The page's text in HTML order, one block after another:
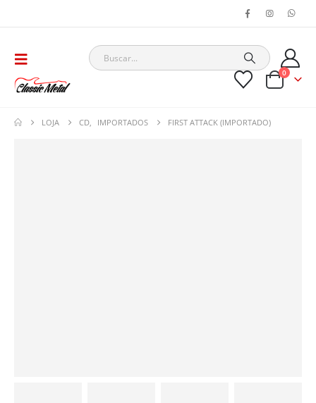
0
LOJA CD IMPORTADOS FIRST ATTACK (IMPORTADO)